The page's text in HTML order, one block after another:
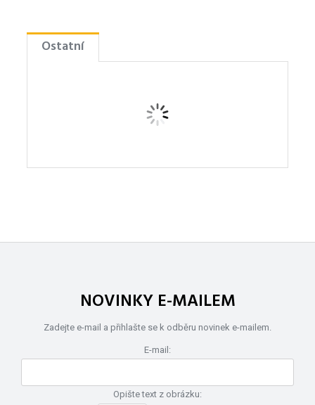
Ostatní
NOVINKY E-MAILEM
Zadejte e-mail a přihlašte se k odběru novinek e-mailem.
E-mail:
Opište text z obrázku: